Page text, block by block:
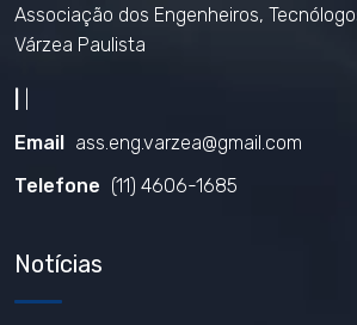
Associação dos Engenheiros,
Várzea Paulista
Email ass.eng.varzea@gmail.com
Telefone (11) 4606-1685
Notícias